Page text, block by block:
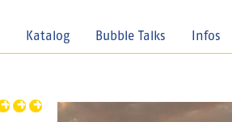
Katalog Bubble Talks Infos